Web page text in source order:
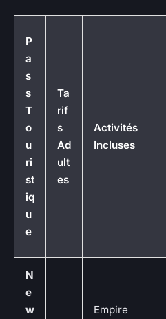
P
a
s
s
T
o
u
ri
st
iq
u
e
Ta
rif
s
Ad
ult
es
Activités
Incluses
N
e
w
Empire